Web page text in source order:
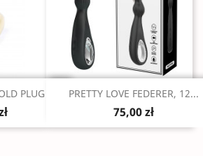
PLUG ROSE Szybki podgląd
PRETTY LOVE FEDERER, 12...
75,00 zł